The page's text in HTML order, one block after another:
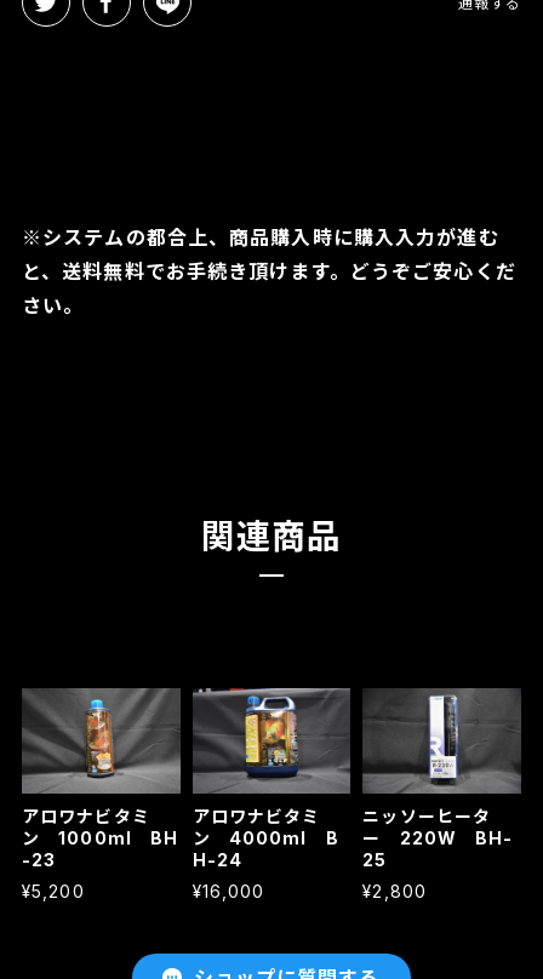
※システムの都合上、商品購入時に購入入力が進む
と、送料無料でお手続き頂けます。どうぞご安心くだ
さい。
関連商品
アロワナビタミ
ン 1000ml BH
-23
¥5,200
アロワナビタミ
ン 4000ml B
H-24
¥16,000
ニッソーヒータ
ー 220W BH-
25
¥2,800